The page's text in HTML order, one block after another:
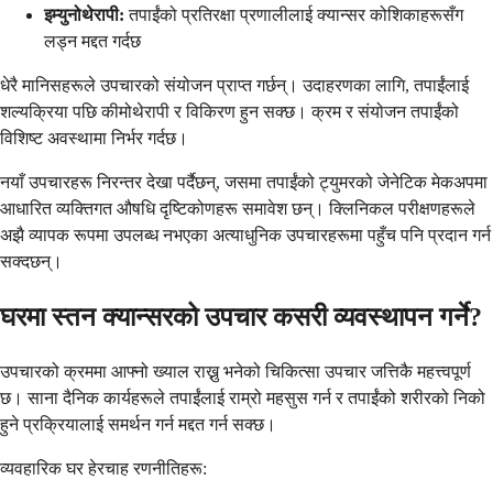
इम्युनोथेरापी: तपाईंको प्रतिरक्षा प्रणालीलाई क्यान्सर कोशिकाहरूसँग
लड्न मद्दत गर्दछ
धेरै मानिसहरूले उपचारको संयोजन प्राप्त गर्छन्। उदाहरणका लागि, तपाईंलाई
शल्यक्रिया पछि कीमोथेरापी र विकिरण हुन सक्छ। क्रम र संयोजन तपाईंको
विशिष्ट अवस्थामा निर्भर गर्दछ।
नयाँ उपचारहरू निरन्तर देखा पर्दैछन्, जसमा तपाईंको ट्युमरको जेनेटिक मेकअपमा
आधारित व्यक्तिगत औषधि दृष्टिकोणहरू समावेश छन्। क्लिनिकल परीक्षणहरूले
अझै व्यापक रूपमा उपलब्ध नभएका अत्याधुनिक उपचारहरूमा पहुँच पनि प्रदान गर्न
सक्दछन्।
घरमा स्तन क्यान्सरको उपचार कसरी व्यवस्थापन गर्ने?
उपचारको क्रममा आफ्नो ख्याल राख्नु भनेको चिकित्सा उपचार जत्तिकै महत्त्वपूर्ण
छ। साना दैनिक कार्यहरूले तपाईंलाई राम्रो महसुस गर्न र तपाईंको शरीरको निको
हुने प्रक्रियालाई समर्थन गर्न मद्दत गर्न सक्छ।
व्यवहारिक घर हेरचाह रणनीतिहरू: